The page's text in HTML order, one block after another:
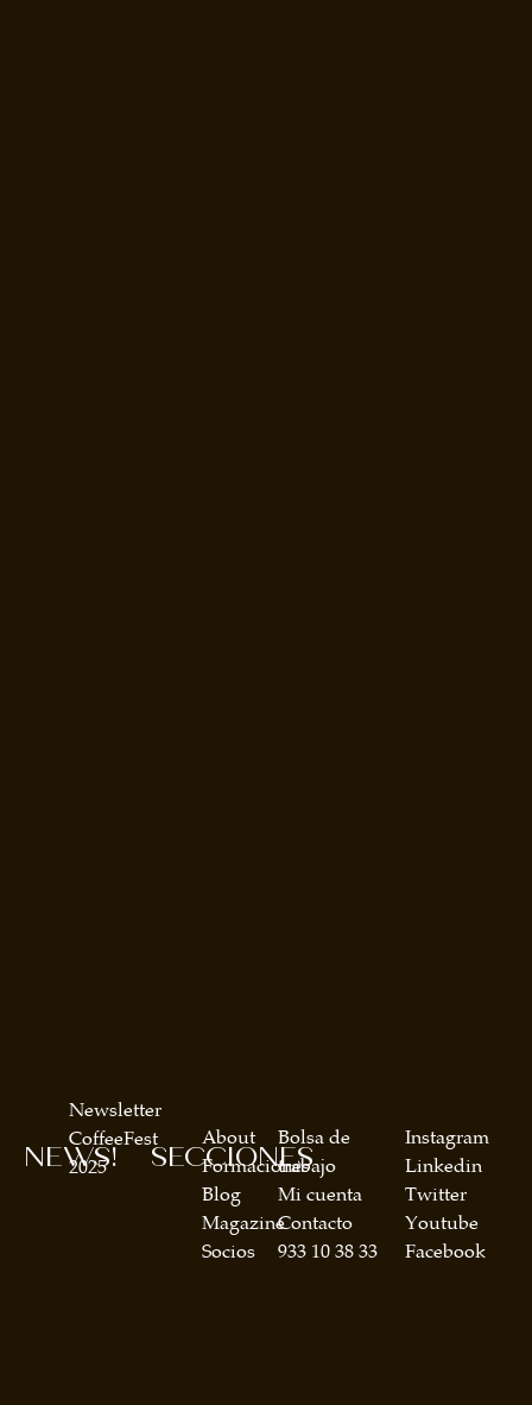
SECCIONES
About
Formaciones
Blog
Magazine
Socios
Bolsa de
trabajo
Mi cuenta
Contacto
933 10 38 33
NEWS!
Newsletter
CoffeeFest
2025
Instagram
Linkedin
Twitter
Youtube
Facebook